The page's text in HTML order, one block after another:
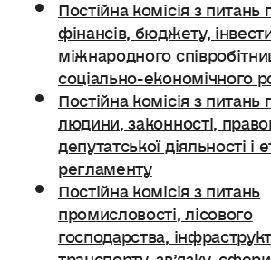
Постійна комісія з
фінансів, бюджету,
міжнародного
соціально-економічного
Постійна комісія з питань
людини, законності,
депутатської діяльності і
регламенту
Постійна комісія з питань
промисловості, лісового
господарства,